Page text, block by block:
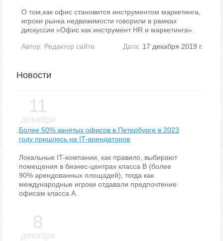
О том,как офис становится инструментом маркетинга,
игроки рынка недвижимости говорили в рамках
дискуссии «Офис как инструмент HR и маркетинга».
Автор: Редактор сайта Дата: 17 декабря 2019 г.
Новости
11
декабря
Более 50% занятых офисов в Петербурге в 2023
году пришлось на IT-арендаторов
Локальные IT-компании, как правило, выбирают
помещения в бизнес-центрах класса В (более
90% арендованных площадей), тогда как
международные игроки отдавали предпочтение
офисам класса А.
8
декабря